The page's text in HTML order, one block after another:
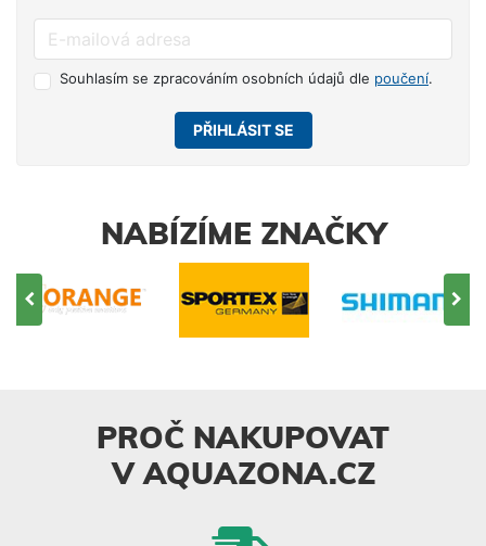
Souhlasím se zpracováním osobních údajů dle poučení.
PŘIHLÁSIT SE
NABÍZÍME ZNAČKY
PROČ NAKUPOVAT
V AQUAZONA.CZ